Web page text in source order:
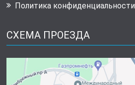
Политика конфиденциальности
СХЕМА ПРОЕЗДА